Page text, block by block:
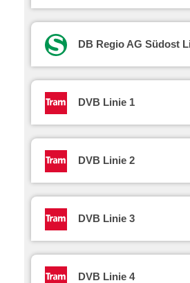
DB Regio AG Südost
DVB Linie 1
DVB Linie 2
DVB Linie 3
DVB Linie 4